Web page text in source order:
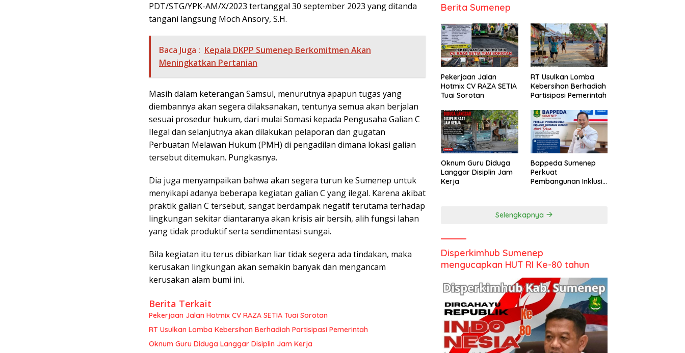
PDT/STG/YPK-AM/X/2023 tertanggal 30 september 2023 yang ditanda
tangani langsung Moch Ansory, S.H.
Baca Juga : Kepala DKPP Sumenep Berkomitmen Akan
Meningkatkan Pertanian
Masih dalam keterangan Samsul, menurutnya apapun tugas yang
diembannya akan segera dilaksanakan, tentunya semua akan berjalan
sesuai prosedur hukum, dari mulai Somasi kepada Pengusaha Galian C
Ilegal dan selanjutnya akan dilakukan pelaporan dan gugatan
Perbuatan Melawan Hukum (PMH) di pengadilan dimana lokasi galian
tersebut ditemukan. Pungkasnya.
Dia juga menyampaikan bahwa akan segera turun ke Sumenep untuk
menyikapi adanya beberapa kegiatan galian C yang ilegal. Karena akibat
praktik galian C tersebut, sangat berdampak negatif terutama terhadap
lingkungan sekitar diantaranya akan krisis air bersih, alih fungsi lahan
yang tidak produktif serta sendimentasi sungai.
Bila kegiatan itu terus dibiarkan liar tidak segera ada tindakan, maka
kerusakan lingkungan akan semakin banyak dan mengancam
kerusakan alam bumi ini.
Berita Terkait
Pekerjaan Jalan Hotmix CV RAZA SETIA Tuai Sorotan
RT Usulkan Lomba Kebersihan Berhadiah Partisipasi Pemerintah
Oknum Guru Diduga Langgar Disiplin Jam Kerja
Berita Sumenep
Pekerjaan Jalan
Hotmix CV RAZA SETIA
Tuai Sorotan
RT Usulkan Lomba
Kebersihan Berhadiah
Partisipasi Pemerintah
Oknum Guru Diduga
Langgar Disiplin Jam
Kerja
Bappeda Sumenep
Perkuat
Pembangunan Inklusif
Selengkapnya
Disperkimhub Sumenep
mengucapkan HUT RI Ke-80 tahun